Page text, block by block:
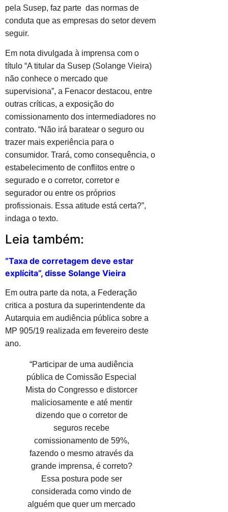
pela Susep, faz parte das normas de
conduta que as empresas do setor devem
seguir.
Em nota divulgada à imprensa com o
título “A titular da Susep (Solange Vieira)
não conhece o mercado que
supervisiona”, a Fenacor destacou, entre
outras críticas, a exposição do
comissionamento dos intermediadores no
contrato. “Não irá baratear o seguro ou
trazer mais experiência para o
consumidor. Trará, como consequência, o
estabelecimento de conflitos entre o
segurado e o corretor, corretor e
segurador ou entre os próprios
profissionais. Essa atitude está certa?”,
indaga o texto.
Leia também:
“Taxa de corretagem deve estar
explícita”, disse Solange Vieira
Em outra parte da nota, a Federação
critica a postura da superintendente da
Autarquia em audiência pública sobre a
MP 905/19 realizada em fevereiro deste
ano.
“Participar de uma audiência
pública de Comissão Especial
Mista do Congresso e distorcer
maliciosamente e até mentir
dizendo que o corretor de
seguros recebe
comissionamento de 59%,
fazendo o mesmo através da
grande imprensa, é correto?
Essa postura pode ser
considerada como vindo de
alguém que quer um mercado